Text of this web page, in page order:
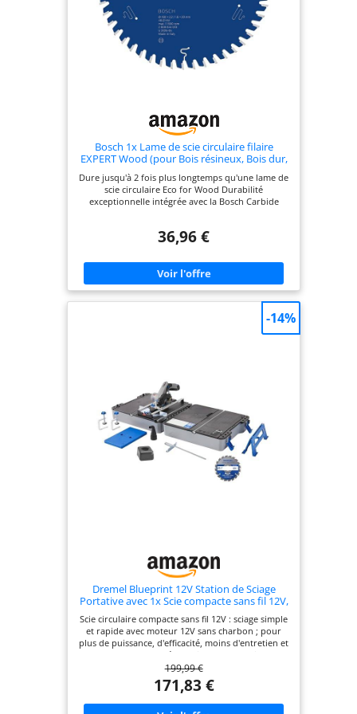
et l’adaptateur pour aspirateur assure la propreté
de la zone de coupe
Bosch 1x Lame de scie circulaire filaire
EXPERT Wood (pour Bois résineux, Bois dur,
Ø mm, Professional Accessoire Scies
circulaires portatives filaires)
Dure jusqu'à 2 fois plus longtemps qu'une lame de
scie circulaire Eco for Wood Durabilité
exceptionnelle intégrée avec la Bosch Carbide
tailles Idéale pour couper tous les types de bois et
planches, les plaques, les lattes et toutes les autres
pièces en bois que vous devez couper sur le
chantier. Contenu de la livraison : Lame de scie
circulaire EXPERT Wood, 160 x 2,2/1,6 x 20 mm, T48
36,96 €
Dremel Blueprint 12V Station de Sciage
Portative avec 1x Scie compacte sans fil 12V,
matériaux, 1x guide de coupe, 2x Serre-
joints
Scie circulaire compacte sans fil 12V : sciage simple
et rapide avec moteur 12V sans charbon ; pour
plus de puissance, d'efficacité, moins d'entretien et
une plus longue durée de vie de la batterie. Avec
indicateur de batterie pour connaître l'état de
charge actuel. Des coupes sans effort : Réalisez
facilement des coupes d'onglet, en biseau, droites
et rainures pour tous vos projets de bricolage. La
199,99 €
171,83 €
-14%